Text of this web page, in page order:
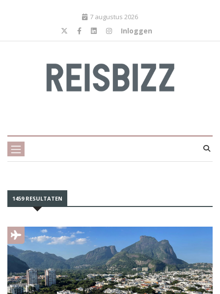
7 augustus 2026
Inloggen
1459 RESULTATEN